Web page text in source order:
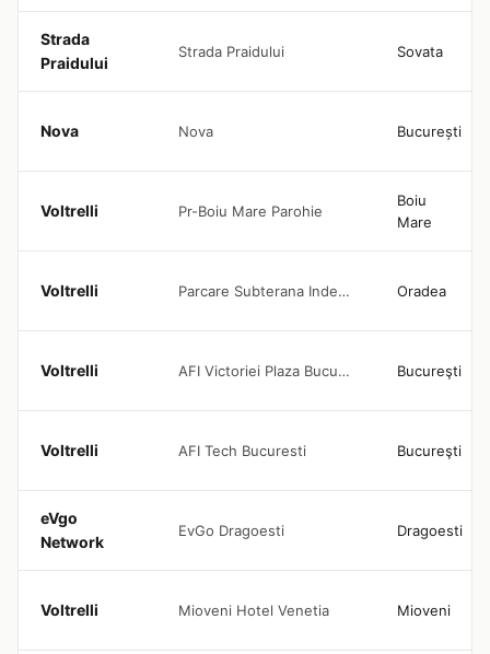
Strada
Praidului
Strada Praidului Sovata
Nova Nova București
Voltrelli Pr-Boiu Mare Parohie
Boiu
Mare
Voltrelli Parcare Subterana Independentei Oradea Oradea
Voltrelli AFI Victoriei Plaza Bucuresti Bucureşti
Voltrelli AFI Tech Bucuresti Bucureşti
eVgo
Network
EvGo Dragoesti Dragoesti
Voltrelli Mioveni Hotel Venetia Mioveni